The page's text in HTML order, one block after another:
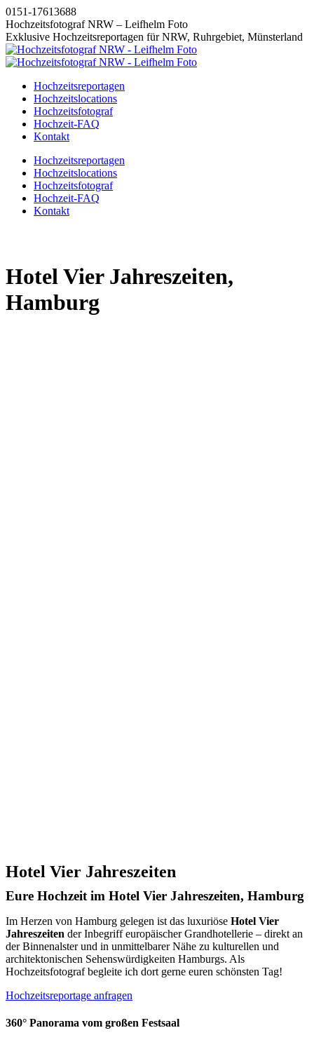
Zum
Inhalt
springen
0151-17613688
Hochzeitsfotograf NRW – Leifhelm Foto
Exklusive Hochzeitsreportagen für NRW, Ruhrgebiet, Münsterland
Hochzeitsreportagen
Hochzeitslocations
Hochzeitsfotograf
Hochzeit-FAQ
Kontakt
Instagram
page
opens
new
Facebook
page
opens
new
Pinterest
page
opens
new
page
opens
new
Hochzeitsreportagen
Hochzeitslocations
Hochzeitsfotograf
Hochzeit-FAQ
Kontakt
Hotel Vier Jahreszeiten,
Hamburg
Hotel Vier Jahreszeiten
Eure Hochzeit im Hotel Vier Jahreszeiten, Hamburg
Im Herzen von Hamburg gelegen ist das luxuriöse Hotel Vier
Jahreszeiten der Inbegriff europäischer Grandhotellerie – direkt an
der Binnenalster und in unmittelbarer Nähe zu kulturellen und
architektonischen Sehenswürdigkeiten Hamburgs. Als
Hochzeitsfotograf begleite ich dort gerne euren schönsten Tag!
Hochzeitsreportage anfragen
360° Panorama vom großen Festsaal